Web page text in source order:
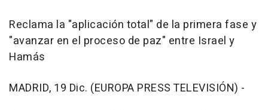
Reclama la "aplicación total" de la primera fase y
"avanzar en el proceso de paz" entre Israel y
Hamás
MADRID, 19 Dic. (EUROPA PRESS TELEVISIÓN) -